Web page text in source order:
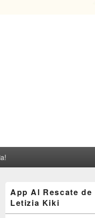
área
widget
App Al Rescate de
Letizia Kiki